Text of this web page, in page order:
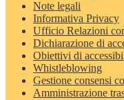
Note legali
Informativa Privacy
Ufficio Relazioni
Dichiarazione di
Obiettivi di
Whistleblowing
Gestione consensi
Amministrazione